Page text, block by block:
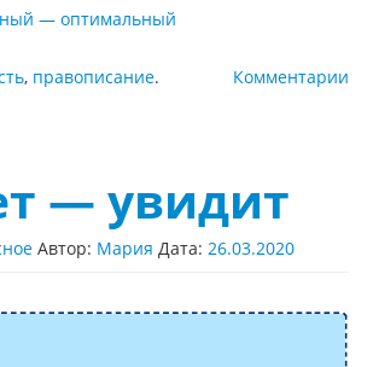
— оптимальный
Комментарии
, правописание.
— увидит
Автор: Мария Дата: 26.03.2020